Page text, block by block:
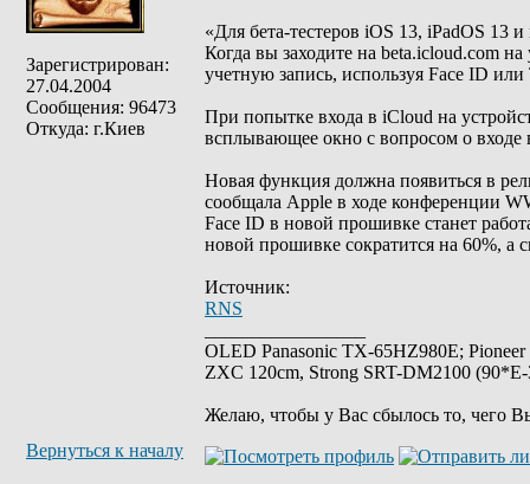
Зарегистрирован:
27.04.2004
Сообщения: 96473
Откуда: г.Киев
«Для бета-тестеров iOS 13, iPadOS 13
Когда вы заходите на beta.icloud.com
учетную запись, используя Face ID
При попытке входа в iCloud на
всплывающее окно с вопросом о входе
Новая функция должна появиться в
сообщала Apple в ходе конференции
Face ID в новой прошивке станет
новой прошивке сократится на 60%, а
Источник:
RNS
OLED Panasonic TX-65HZ980E;
ZXC 120cm, Strong SRT-DM2100
Желаю, чтобы у Вас сбылось то, чего
Вернуться к началу